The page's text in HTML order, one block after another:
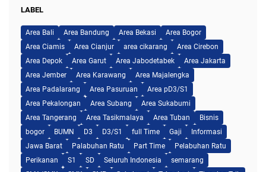
LABEL
Area Bali Area Bandung Area Bekasi
Area Bogor
Area Ciamis
Area Cianjur area cikarang
Area Cirebon
Area Depok
Area Garut Area Jabodetabek
Area Jakarta
Area Jember
Area Karawang
Area Majalengka
Area Padalarang
Area Pasuruan
Area pD3/S1
Area Pekalongan
Area Subang
Area Sukabumi
Area Tangerang
Area Tasikmalaya Area Tuban
Bisnis
bogor
BUMN D3 D3/S1 full Time Gaji
Informasi
Jawa Barat
Palabuhan Ratu Part Time
Pelabuhan Ratu
Perikanan
S1 SD Seluruh Indonesia
semarang